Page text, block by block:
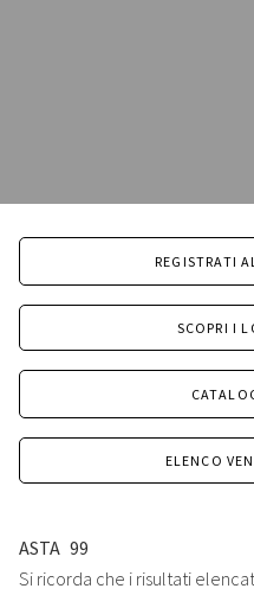
REGISTRATI
SCOPRI I
ELENCO
ASTA 99
Si ricorda che i risultati